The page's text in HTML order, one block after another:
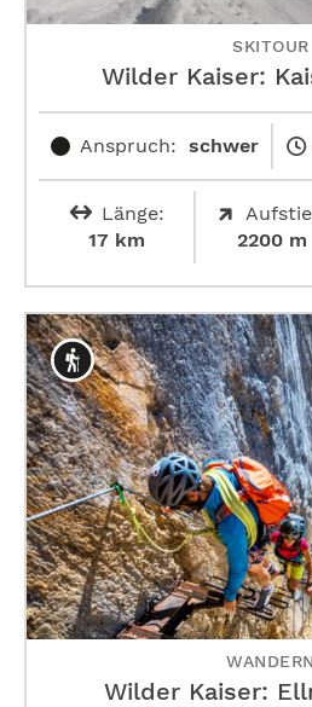
SKITOUR
Wilder Kaiser:
Anspruch: schwer
Länge:
17 km
2200 m
WANDERN
Wilder Kaiser: